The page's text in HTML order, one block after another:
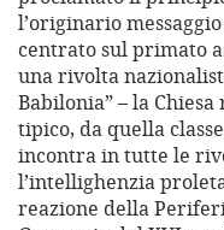
l’originario
centrato sul primato
una rivolta
Babilonia” – la
tipico, da quella
incontra in tutte le
l’intellighenzia
reazione della